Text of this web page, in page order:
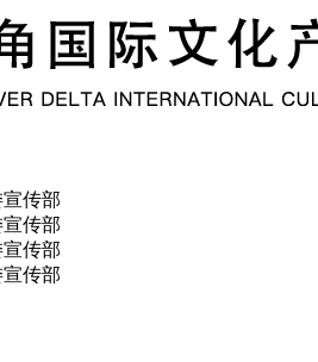
传部
传部
传部
传部